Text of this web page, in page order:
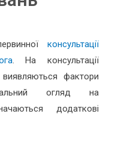
консультації
. На консультації
фактори
огляд на
додаткові